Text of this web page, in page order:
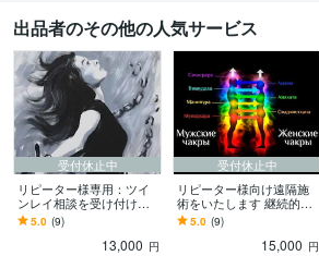
出品者のその他の人気サービス
受付休止中
リピーター様専用：ツイ
ンレイ相談を受け付けま
す 最優先でお悩み相談を
受け付けるメニューです
5.0 (9)
13,000 円
受付休止中
リピーター様向け遠隔施
術をいたします 継続的な
バックアップが必要な方
へのスペシャルプラン
5.0 (9)
15,000 円